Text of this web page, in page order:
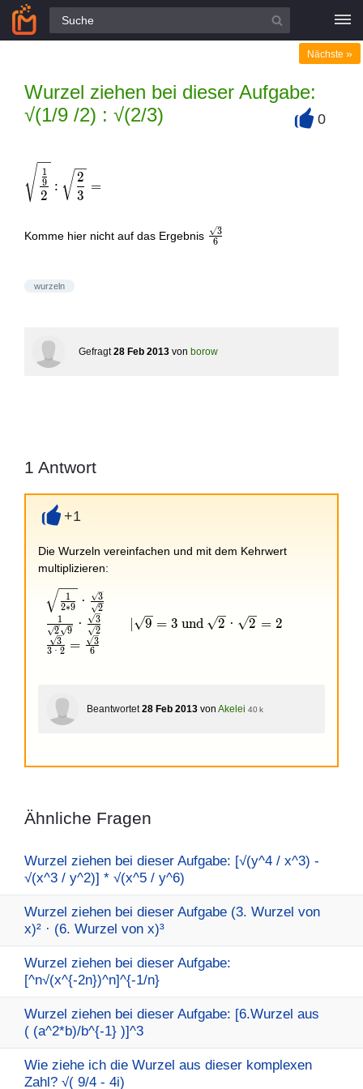
Alle Fragen
Wurzel ziehen bei dieser Aufgabe:
√(1/9 /2) : √(2/3)
Nächste »
0
\sqrt { \frac{\frac { 1 } { 9 }}{2} } : \sqrt { \frac { 2
2
9
1
:
3
2
=
Komme hier nicht auf das Ergebnis \frac{\sqrt{3}}
{6}
6
3
wurzeln
Gefragt 28 Feb 2013 von borow
1 Antwort
+1
Die Wurzeln vereinfachen und mit dem Kehrwert
multiplizieren:
\begin{array} { l } { \sqrt { \frac { 1 } { 2 * 9 } }
2∗9
1 · 2
3
2 9
1 · 2
3 ∣ 9 = 3 und 2 · 2 = 2
3 · 2
3 = 6
3
Beantwortet 28 Feb 2013 von Akelei 40 k
Ähnliche Fragen
Wurzel ziehen bei dieser Aufgabe: [√(y^4 / x^3) -
√(x^3 / y^2)] * √(x^5 / y^6)
Wurzel ziehen bei dieser Aufgabe (3. Wurzel von
x)² · (6. Wurzel von x)³
Wurzel ziehen bei dieser Aufgabe:
[^n√(x^{-2n})^n]^{-1/n}
Wurzel ziehen bei dieser Aufgabe: [6.Wurzel aus
( (a^2*b)/b^{-1} )]^3
Wie ziehe ich die Wurzel aus dieser komplexen
Zahl? √( 9/4 - 4i)